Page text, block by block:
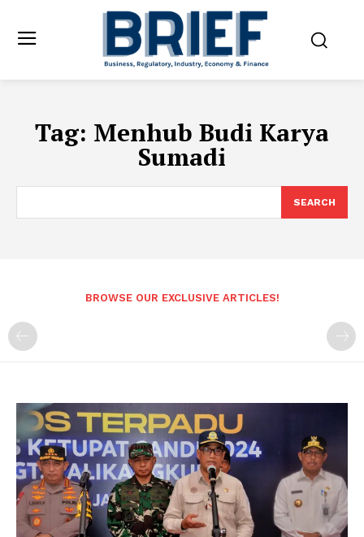
Tag: Menhub Budi Karya
Sumadi
SEARCH
BROWSE OUR EXCLUSIVE ARTICLES!